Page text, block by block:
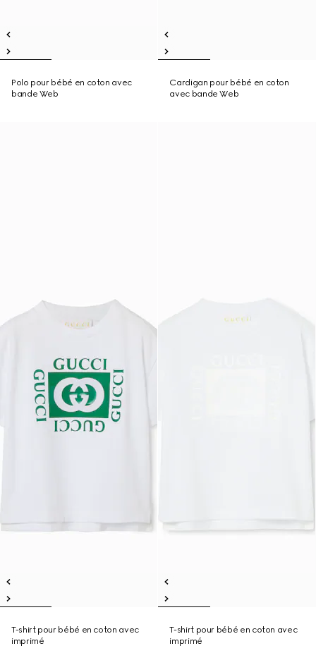
Polo pour bébé en coton avec
bande Web
Cardigan pour bébé en coton
avec bande Web
T-shirt pour bébé en coton avec
imprimé
T-shirt pour bébé en coton avec
imprimé